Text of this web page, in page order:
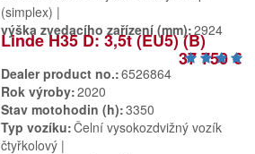
(simplex)
výška zvedacího zařízení (mm) 2924
37 750 €
Linde H35 D: 3,5t (EU5) (B)
Dealer product no. 6526864
Rok výroby 2020
Stav motohodin (h) 3350
Typ vozíku Čelní vysokozdvižný vozík
čtyřkolový